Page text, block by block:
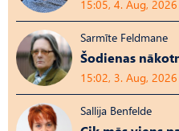
15:05, 4. Aug, 2026
Sarmīte Feldmane
Šodienas
15:02, 3. Aug, 2026
Sallija Benfelde